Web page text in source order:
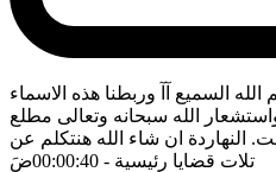
السميع آآ وربطنا هذه الاسماء
واستشعار الله سبحانه وتعالى مطلع
ان شاء الله هنتكلم عن
تلات قضايا رئيسية - 00:00:40 ضَ